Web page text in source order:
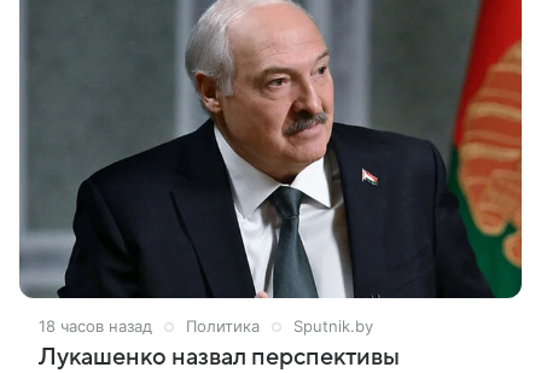
18 часов назад Политика Sputnik.by
Лукашенко назвал перспективы